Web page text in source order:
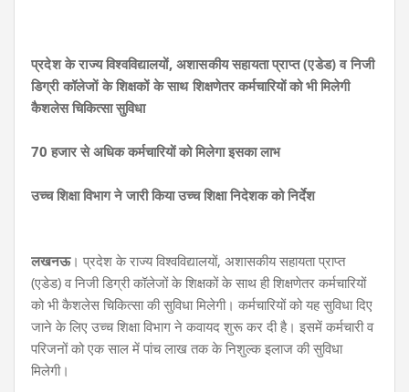
प्रदेश के राज्य विश्वविद्यालयों, अशासकीय सहायता प्राप्त (एडेड) व निजी
डिग्री कॉलेजों के शिक्षकों के साथशिक्षणेतर कर्मचारियों को भी मिलेगी
कैशलेस चिकित्सा सुविधा
70 हजार से अधिक कर्मचारियों को मिलेगा इसका लाभ
उच्च शिक्षा विभाग ने जारी किया उच्च शिक्षा निदेशक को निर्देश
लखनऊ। प्रदेश के राज्य विश्वविद्यालयों, अशासकीय सहायता प्राप्त
(एडेड) व निजी डिग्री कॉलेजों के शिक्षकों के साथ ही शिक्षणेतर कर्मचारियों
को भी कैशलेस चिकित्सा की सुविधा मिलेगी। कर्मचारियों को यह सुविधा दिए
जाने के लिए उच्च शिक्षा विभाग ने कवायद शुरू कर दी है। इसमें कर्मचारी व
परिजनों को एक साल में पांच लाख तक के निशुल्क इलाज की सुविधा
मिलेगी।